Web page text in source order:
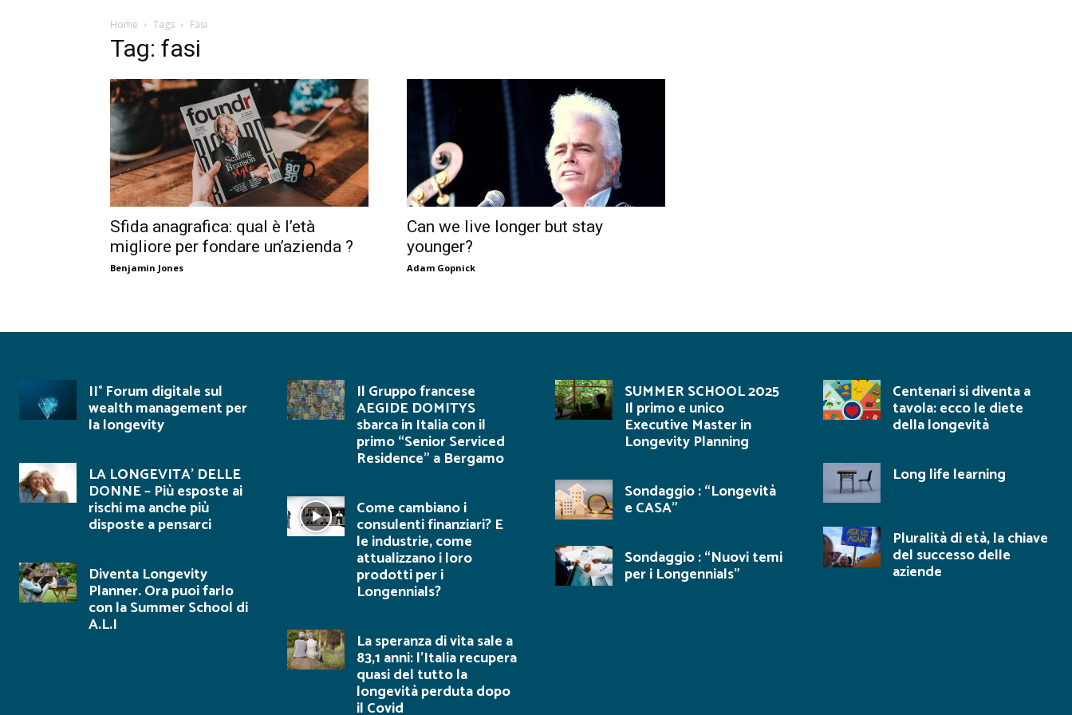
Home Tags Fasi
Tag: fasi
Sfida anagrafica: qual è l’età
migliore per fondare un’azienda ?
Benjamin Jones
Can we live longer but stay
younger?
Adam Gopnick
II° Forum digitale sul
wealth management per
la longevity
LA LONGEVITA’ DELLE
DONNE – Più esposte ai
rischi ma anche più
disposte a pensarci
Diventa Longevity
Planner. Ora puoi farlo
con la Summer School di
A.L.I
Il Gruppo francese
AEGIDE DOMITYS
sbarca in Italia con il
primo “Senior Serviced
Residence” a Bergamo
Come cambiano i
consulenti finanziari? E
le industrie, come
attualizzano i loro
prodotti per i
Longennials?
La speranza di vita sale a
83,1 anni: l’Italia recupera
quasi del tutto la
longevità perduta dopo
il Covid
SUMMER SCHOOL 2025
Il primo e unico
Executive Master in
Longevity Planning
Sondaggio : “Longevità
e CASA”
Sondaggio : “Nuovi temi
per i Longennials”
Centenari si diventa a
tavola: ecco le diete
della longevità
Long life learning
Pluralità di età, la chiave
del successo delle
aziende